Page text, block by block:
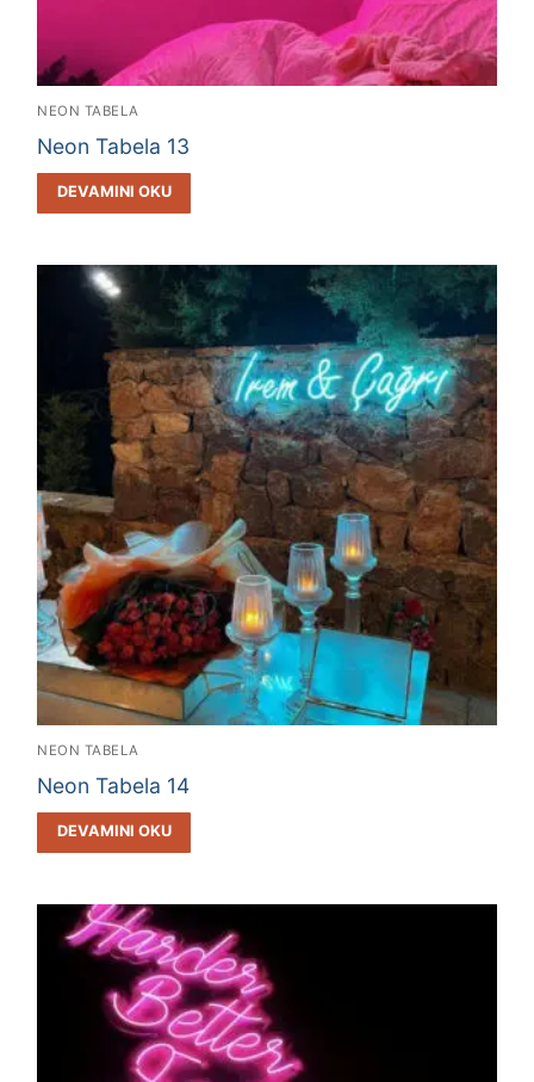
NEON TABELA
Neon Tabela 13
DEVAMINI OKU
NEON TABELA
Neon Tabela 14
DEVAMINI OKU